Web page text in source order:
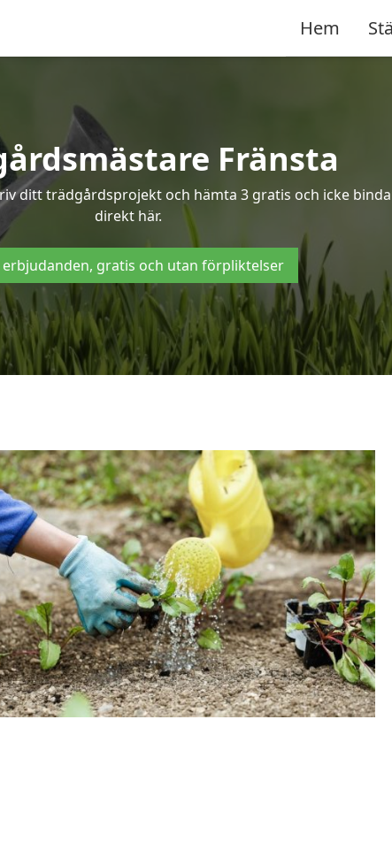
Hem
Fränsta
ditt trädgårdsprojekt och hämta 3 gratis och icke
direkt här.
erbjudanden, gratis och utan förpliktelser